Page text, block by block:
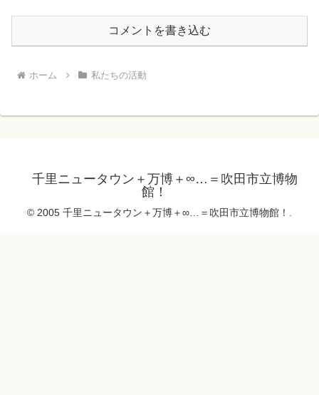
コメントを書き込む
ホーム 私たちの活動
千里ニュータウン＋万博＋∞…＝吹田市立博物
館！
© 2005 千里ニュータウン＋万博＋∞…＝吹田市立博物館！.